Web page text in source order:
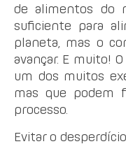
de alimentos do
suficiente para
planeta, mas o
avançar. E muito!
um dos muitos
mas que podem
processo.
Evitar o